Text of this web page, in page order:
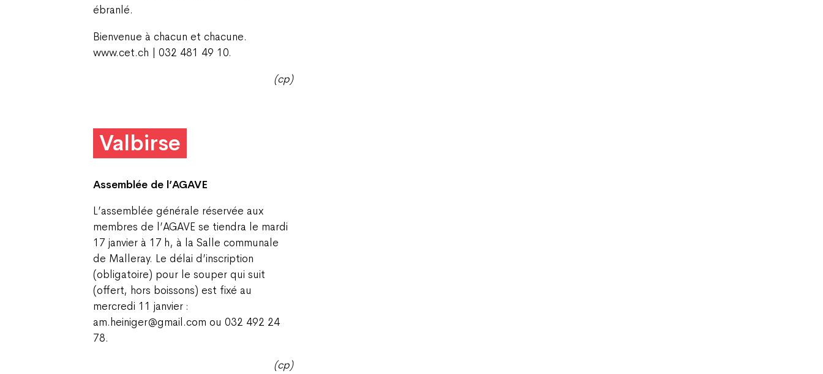
ébranlé.
Bienvenue à chacun et chacune.
www.cet.ch | 032 481 49 10.
(cp)
Valbirse
Assemblée de l’AGAVE
L’assemblée générale réservée aux
membres de l’AGAVE se tiendra le mardi
17 janvier à 17 h, à la Salle communale
de Malleray. Le délai d’inscription
(obligatoire) pour le souper qui suit
(offert, hors boissons) est fixé au
mercredi 11 janvier :
am.heiniger@gmail.com ou 032 492 24
78.
(cp)